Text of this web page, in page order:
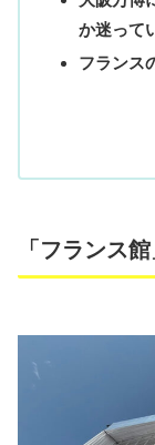
か迷って
フランス
「フランス